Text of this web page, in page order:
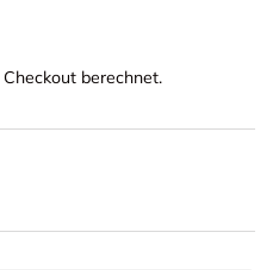
berechnet.